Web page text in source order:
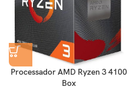
Processador AMD Ryzen 3 4100
Box